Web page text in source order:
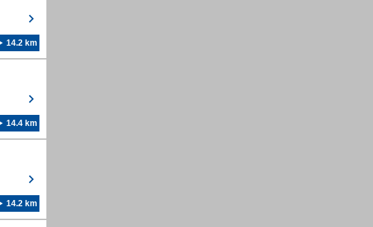
14.2 km
14.4 km
14.2 km